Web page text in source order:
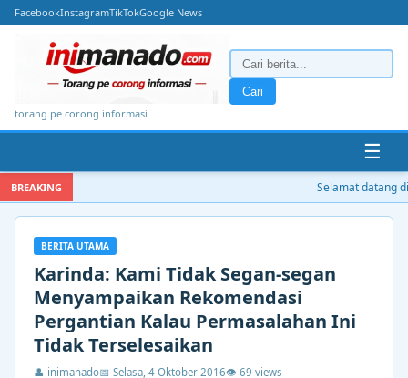
FacebookInstagramTikTokGoogle News
torang pe corong informasi
Cari
☰
BREAKING Selamat datang
BERITA UTAMA
Karinda: Kami Tidak Segan-segan
Menyampaikan Rekomendasi
Pergantian Kalau Permasalahan Ini
Tidak Terselesaikan
👤 inimanado📅 Selasa, 4 Oktober 2016👁 69 views